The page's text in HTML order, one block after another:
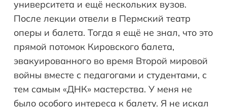
университета и ещё нескольких вузов.
После лекции отвели в Пермский театр
оперы и балета. Тогда я ещё не знал, что это
прямой потомок Кировского балета,
эвакуированного во время Второй мировой
войны вместе с педагогами и студентами, с
тем самым «ДНК» мастерства. У меня не
было особого интереса к балету. Я не искал